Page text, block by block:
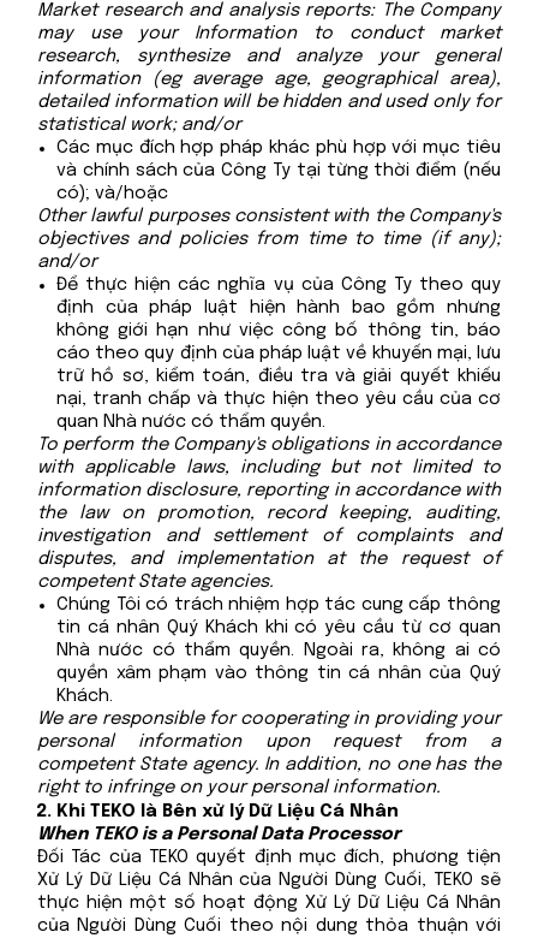
Market research and analysis reports: The Company
may use your Information to conduct market
research, synthesize and analyze your general
information (eg average age, geographical area),
detailed information will be hidden and used only for
statistical work; and/or
Các mục đích hợp pháp khác phù hợp với mục tiêu
và chính sách của Công Ty tại từng thời điểm (nếu
có); và/hoặc
Other lawful purposes consistent with the Company's
objectives and policies from time to time (if any);
and/or
Để thực hiện các nghĩa vụ của Công Ty theo quy
định của pháp luật hiện hành bao gồm nhưng
không giới hạn như việc công bố thông tin, báo
cáo theo quy định của pháp luật về khuyến mại, lưu
trữ hồ sơ, kiểm toán, điều tra và giải quyết khiếu
nại, tranh chấp và thực hiện theo yêu cầu của cơ
quan Nhà nước có thẩm quyền.
To perform the Company's obligations in accordance
with applicable laws, including but not limited to
information disclosure, reporting in accordance with
the law on promotion, record keeping, auditing,
investigation and settlement of complaints and
disputes, and implementation at the request of
competent State agencies.
Chúng Tôi có trách nhiệm hợp tác cung cấp thông
tin cá nhân Quý Khách khi có yêu cầu từ cơ quan
Nhà nước có thẩm quyền. Ngoài ra, không ai có
quyền xâm phạm vào thông tin cá nhân của Quý
Khách.
We are responsible for cooperating in providing your
personal information upon request from a
competent State agency. In addition, no one has the
right to infringe on your personal information.
Khi TEKO là Bên xử lý Dữ Liệu Cá Nhân
When TEKO is a Personal Data Processor
Đối Tác của TEKO quyết định mục đích, phương tiện
Xử Lý Dữ Liệu Cá Nhân của Người Dùng Cuối, TEKO sẽ
thực hiện một số hoạt động Xử Lý Dữ Liệu Cá Nhân
của Người Dùng Cuối theo nội dung thỏa thuận với